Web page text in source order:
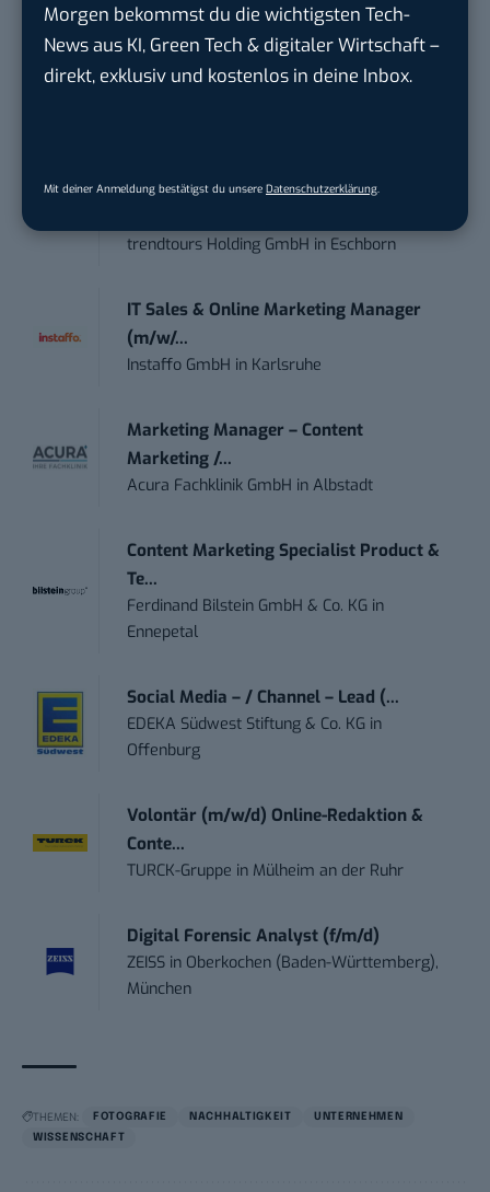
Morgen bekommst du die wichtigsten Tech-
News aus KI, Green Tech & digitaler Wirtschaft –
direkt, exklusiv und kostenlos in deine Inbox.
Mit deiner Anmeldung bestätigst du unsere Datenschutzerklärung
STELLENANZEIGEN
Anforderungs- und Projektmanager
trendtours Holding GmbH in Eschborn
IT Sales & Online Marketing Manager
(m/w/...
Instaffo GmbH in Karlsruhe
Marketing Manager – Content
Marketing /...
Acura Fachklinik GmbH inAlbstadt
Content Marketing Specialist Product &
Te...
Ferdinand Bilstein GmbH & Co. KG in
Ennepetal
Social Media – / Channel – Lead (...
EDEKA Südwest Stiftung & Co. KG in
Offenburg
Volontär (m/w/d) Online-Redaktion &
Conte...
TURCK-Gruppe in Mülheim an der Ruhr
Digital Forensic Analyst (f/m/d)
ZEISS in Oberkochen (Baden-Württemberg),
München
THEMEN: FOTOGRAFIE NACHHALTIGKEIT
UNTERNEHMEN
WISSENSCHAFT